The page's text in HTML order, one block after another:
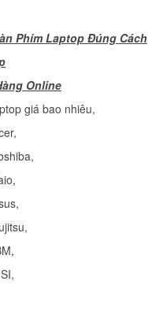
Phím Laptop Đúng Cách
Online
giá bao nhiêu,
,
,
,
,
,
,